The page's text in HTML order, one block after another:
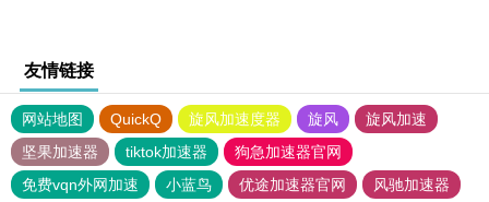
友情链接
网站地图 QuickQ 旋风加速度器 旋风
旋风加速
坚果加速器
tiktok加速器
狗急加速器官网
免费vqn外网加速
小蓝鸟 优途加速器官网 风驰加速器